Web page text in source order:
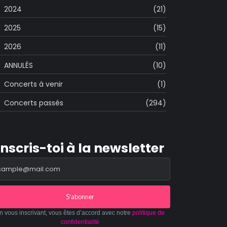
2024
(21)
2025
(15)
2026
(11)
ANNULÉS
(10)
Concerts à venir
(1)
Concerts passés
(294)
toi à la newsletter
S'abonner
vous inscrivant, vous êtes d’accord avec notre politique de
confidentialité